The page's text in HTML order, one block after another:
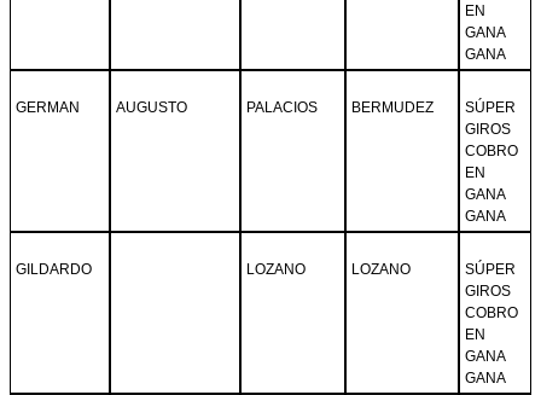
EN
GANA
GANA
GERMAN AUGUSTO PALACIOS BERMUDEZ
SÚPER
GIROS
COBRO
EN
GANA
GANA
GILDARDO LOZANO LOZANO
SÚPER
GIROS
COBRO
EN
GANA
GANA